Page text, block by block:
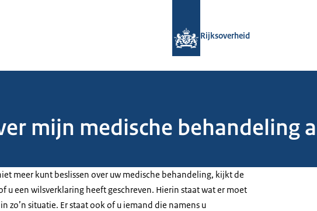
Rijksoverheid
mijn medische behandeling
meer kunt beslissen over uw medische behandeling, kijkt de
u een wilsverklaring heeft geschreven. Hierin staat wat er moet
zo’n situatie. Er staat ook of u iemand die namens u